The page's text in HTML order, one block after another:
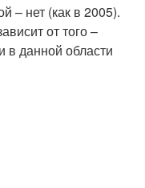
– нет (как в 2005).
от того –
в данной области